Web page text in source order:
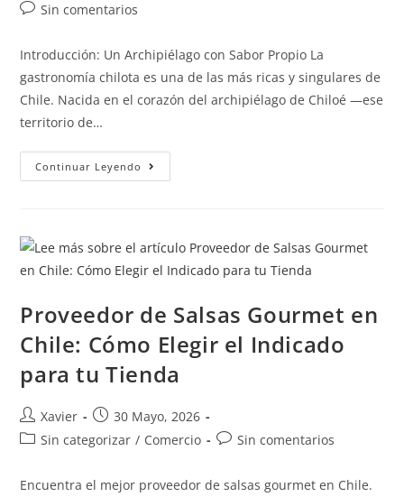
Sin comentarios
Introducción: Un Archipiélago con Sabor Propio La
gastronomía chilota es una de las más ricas y singulares de
Chile. Nacida en el corazón del archipiélago de Chiloé —ese
territorio de…
Continuar Leyendo
Proveedor de Salsas Gourmet en
Chile: Cómo Elegir el Indicado
para tu Tienda
Xavier
30 Mayo, 2026
Sin categorizar / Comercio Sin comentarios
Encuentra el mejor proveedor de salsas gourmet en Chile.